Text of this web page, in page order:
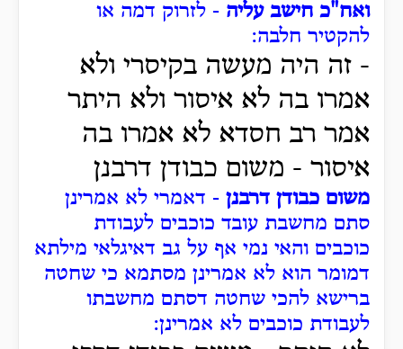
ואח"כ חישב עליה - לזרוק דמה או
להקטיר חלבה:
- זה היה מעשה בקיסרי ולא
אמרו בה לא איסור ולא היתר
אמר רב חסדא לא אמרו בה
איסור - משום כבודן דרבנן
משום כבודן דרבנן - דאמרי לא אמרינן
סתם מחשבת עובד כוכבים לעבודת
כוכבים והאי נמי אף על גב דאיגלאי מילתא
דמומר הוא לא אמרינן מסתמא כי שחטה
ברישא להכי שחטה דסתם מחשבתו
לעבודת כוכבים לא אמרינן: